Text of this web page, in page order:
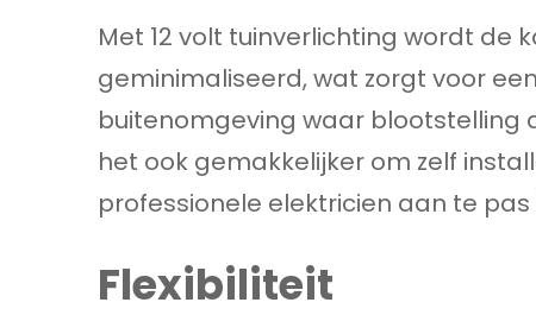
Met 12 volt tuinverlichting wordt de
geminimaliseerd, wat zorgt voor
buitenomgeving waar blootstelling
het ook gemakkelijker om zelf
professionele elektricien aan te
Flexibiliteit